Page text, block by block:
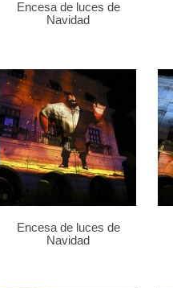
Encesa de luces de
Navidad
Encesa de luces de
Navidad